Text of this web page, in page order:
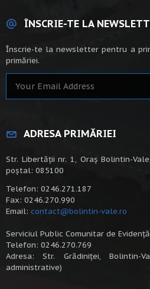
ÎNSCRIE-TE LA
Înscrie-te la newsletter pentru a
primăriei.
ADRESA PRIMĂRIEI
Str. Libertății nr. 1, Oraș Bolintin-
poștal: 085100
Telefon: 0246.271.187
Fax: 0246.270.990
Email: contact@bolintin-vale.ro
Serviciul Public Comunitar de
Telefon: 0246.270.769
Adresa: Str. Grădiniței,
administrative)